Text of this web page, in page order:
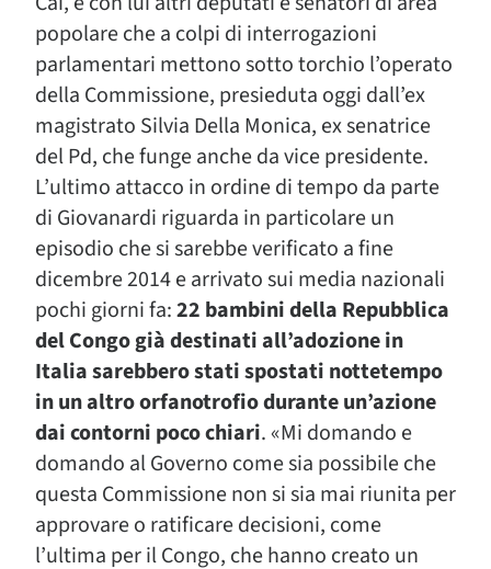
popolare che a colpi di interrogazioni
parlamentari mettono sotto torchio l’operato
della Commissione, presieduta oggi dall’ex
magistrato Silvia Della Monica, ex senatrice
del Pd, che funge anche da vice presidente.
L’ultimo attacco in ordine di tempo da parte
di Giovanardi riguarda in particolare un
episodio che si sarebbe verificato a fine
dicembre 2014 e arrivato sui media nazionali
pochi giorni fa:22 bambini della Repubblica
del Congo già destinati all’adozione in
Italia sarebbero stati spostati nottetempo
in un altro orfanotrofio durante un’azione
dai contorni poco chiari. «Mi domando e
domando al Governo come sia possibile che
questa Commissione non si sia mai riunita per
approvare o ratificare decisioni, come
l’ultima per il Congo, che hanno creato un